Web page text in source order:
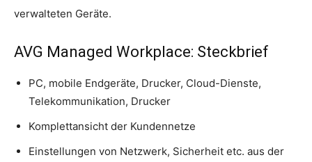
verwalteten Geräte.
AVG Managed Workplace: Steckbrief
PC, mobile Endgeräte, Drucker, Cloud-Dienste,
Telekommunikation, Drucker
Komplettansicht der Kundennetze
Einstellungen von Netzwerk, Sicherheit etc. aus der